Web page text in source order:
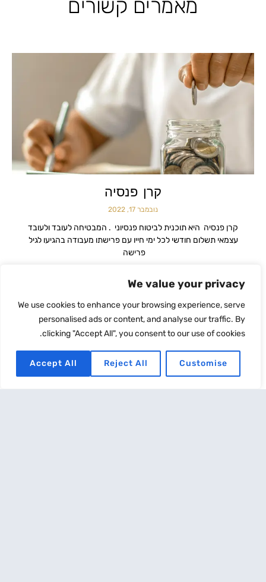
We value your privacy
We use cookies to enhance your browsing experience, serve
personalised ads or content, and analyse our traffic. By
clicking "Accept All", you consent to our use of cookies.
Customise
Reject All
Accept All
מאמרים קשורים
קרן פנסיה
נובמבר 17, 2022
קרן פנסיה היא תוכנית לביטוח פנסיוני . המבטיחה לעובד ולעובד
עצמאי תשלום חודשי לכל ימי חייו עם פרישתו מעבודה בהגיעו לגיל
פרישה